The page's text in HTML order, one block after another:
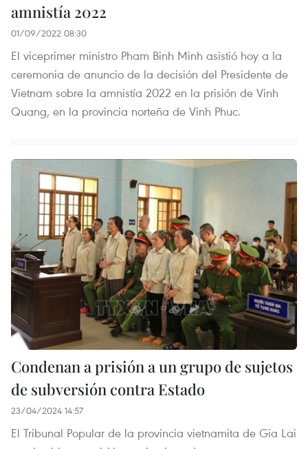
amnistía 2022
01/09/2022 08:30
El viceprimer ministro Pham Binh Minh asistió hoy a la
ceremonia de anuncio de la decisión del Presidente de
Vietnam sobre la amnistía 2022 en la prisión de Vinh
Quang, en la provincia norteña de Vinh Phuc.
Condenan a prisión a un grupo de sujetos
de subversión contra Estado
23/04/2024 14:57
El Tribunal Popular de la provincia vietnamita de Gia Lai